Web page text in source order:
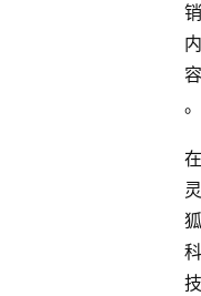
销
内
容
。
在
灵
狐
科
技